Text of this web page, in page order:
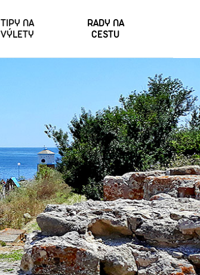
TIPY NA
VÝLETY
RADY NA
CESTU